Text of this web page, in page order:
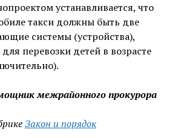
устанавливается, что
такси должны быть две
системы (устройства),
перевозки детей в возрасте
межрайонного прокурора
Закон и порядок